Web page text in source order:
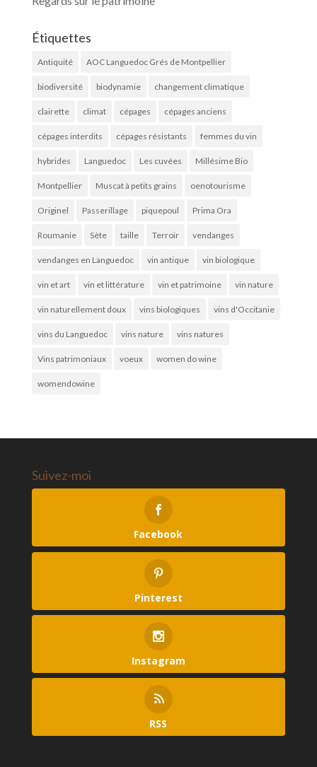
Étiquettes
Antiquité AOC Languedoc Grés de Montpellier
biodiversité biodynamie changement climatique
clairette climat cépages cépages anciens
cépages interdits cépages résistants femmes du vin
hybrides Languedoc Les cuvées Millésime Bio
Montpellier Muscat à petits grains oenotourisme
Originel Passerillage piquepoul Prima Ora
Roumanie Sète taille Terroir vendanges
vendanges en Languedoc vin antique vin biologique
vin et art vin et littérature vin et patrimoine vin nature
vin naturellement doux vins biologiques vins d'Occitanie
vins du Languedoc vins nature vins natures
Vins patrimoniaux voeux women do wine
womendowine
Suivez-moi
Facebook
Pinterest
Instagram
RSS